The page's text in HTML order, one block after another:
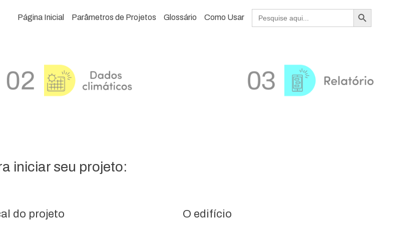
Página Inicial Parâmetros de Projetos Glossário Como Usar
Search
Search Button
iniciar seu projeto:
do projeto O edifício